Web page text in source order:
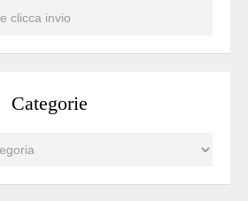
Categorie